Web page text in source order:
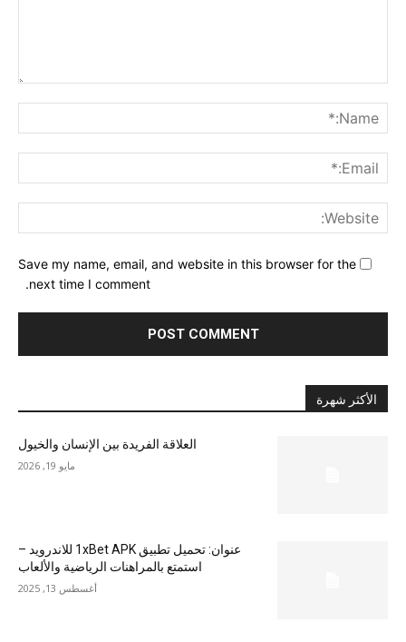
Save my name, email, and website in this browser for the
next time I comment.
الأكثر شهرة
العلاقة الفريدة بين الإنسان والخيول
مايو 19, 2026
عنوان: تحميل تطبيق 1xBet APK للاندرويد –
استمتع بالمراهنات الرياضية والألعاب
أغسطس 13, 2025